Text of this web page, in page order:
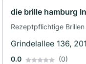
die brille hamburg
Rezeptpflichtige Brillen
Grindelallee 136,
0.0 (0)